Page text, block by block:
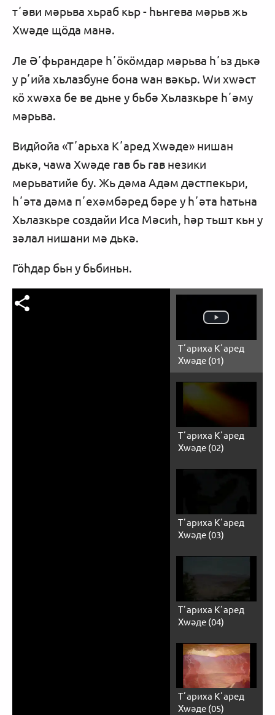
тʼәви мәрьва хьраб кьр - һьнгева мәрьв жь
Хwәде щӧда манә.
Ле Әʼфьрандаре һʼӧкӧмдар мәрьва һʼьз дькә
у рʼийа хьлазбуне бона wан вәкьр. Wи хwәст
кӧ хwәха бе ве дьне у бьбә Хьлазкьре һʼәму
мәрьва.
Видйойа «Тʼарьха Kʼaред Хwәде» нишан
дькә, чаwа Хwәде гав бь гав незики
мерьватийе бу. Жь дәма Адәм дәстпекьри,
һʼәта дәма пʼехәмбәред бәре у һʼәта һатьна
Хьлазкьре создайи Иса Мәсиһ, һәр тьшт кьн у
зәлал нишани мә дькә.
Гӧһдар бьн у бьбиньн.
Тʼариха Кʼаред
Хwәде (01)
Тʼариха Кʼаред
Хwәде (02)
Тʼариха Кʼаред
Хwәде (03)
Тʼариха Кʼаред
Хwәде (04)
Тʼариха Кʼаред
Хwәде (05)